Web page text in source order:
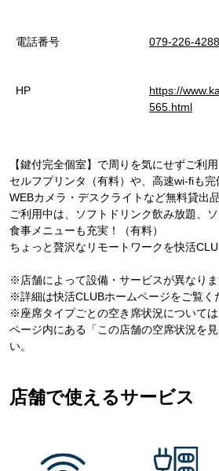
電話番号 079-226-4288
HP
https://
565.html
【鍵付完全個室】で周りを気にせずご利用
セルフプリンタ（有料）や、高速wi-fiも完
WEBカメラ・デスクライトなど無料貸出
ご利用中は、ソフトドリンク飲み放題、
食事メニューも充実！（有料）
ちょっと贅沢なリモートワークを快活
※店舗によって設備・サービスが異なりま
※詳細は快活CLUBホームページをご覧く
※座席タイプごとの空き席状況について
ページ内にある「この店舗の空席状況を
い。
店舗で使えるサービス